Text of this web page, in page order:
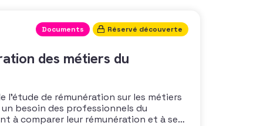
Documents Réservé découverte
des métiers du
l’étude de rémunération sur les métiers
besoin des professionnels du
à comparer leur rémunération et à se